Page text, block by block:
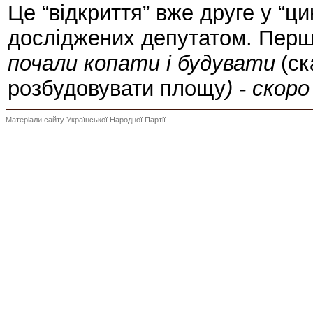
Це “відкриття” вже друге у
досліджених депутатом.
почали копати і будувати
розбудовувати площу) -
Матеріали сайту Української Народної Партії